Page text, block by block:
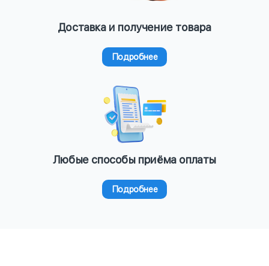
Доставка и получение товара
Подробнее
Любые способы приёма оплаты
Подробнее